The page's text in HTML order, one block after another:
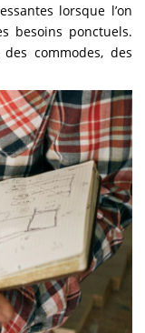
lorsque l’on
besoins ponctuels.
commodes, des